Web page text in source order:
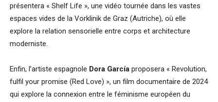
présentera « Shelf Life », une vidéo tournée dans les vastes
espaces vides de la Vorklinik de Graz (Autriche), où elle
explore la relation sensorielle entre corps et architecture
moderniste.
Enfin, l’artiste espagnole Dora García proposera « Revolution,
fulfil your promise (Red Love) », un film documentaire de 2024
qui explore la connexion entre le féminisme européen du